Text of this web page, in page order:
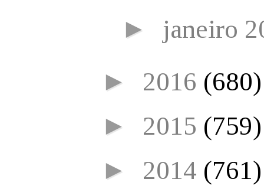
► janeiro
► 2016 (680)
► 2015 (759)
► 2014 (761)